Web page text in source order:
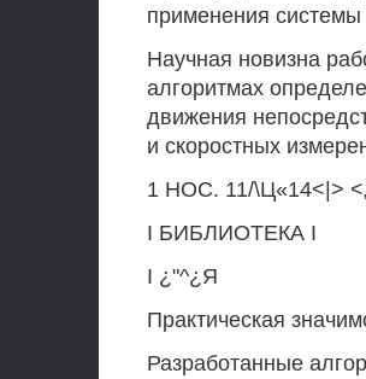
применения системы
Научная новизна
алгоритмах
движения
и скоростных
1 НОС. 11/\Ц«14<|>
I БИБЛИОТЕКА I
I ¿"^¿Я
Практическая
Разработанные